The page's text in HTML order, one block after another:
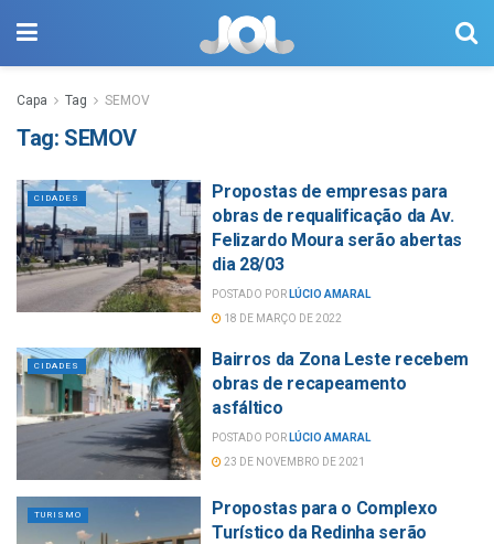
Capa Tag SEMOV
Tag: SEMOV
CIDADES
Propostas de empresas para
obras de requalificação da Av.
Felizardo Moura serão abertas
dia 28/03
POSTADO POR LÚCIO AMARAL
18 DE MARÇO DE 2022
CIDADES
Bairros da Zona Leste recebem
obras de recapeamento
asfáltico
POSTADO POR LÚCIO AMARAL
23 DE NOVEMBRO DE 2021
TURISMO
Propostas para o Complexo
Turístico da Redinha serão